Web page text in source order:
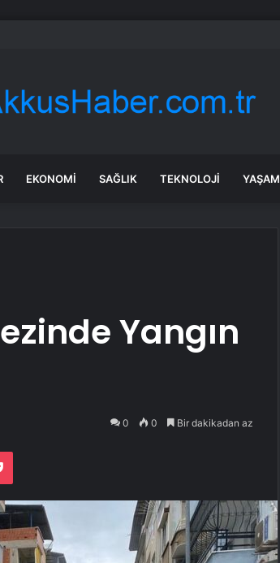
arzını pazarlama aralığının üstünde fiyatlandırıyor
EKONOMI SAĞLIK TEKNOLOJI YAŞAM
Yangın
0 0 Bir dakikadan az
Pocket